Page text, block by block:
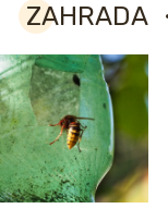
ZAHRADA